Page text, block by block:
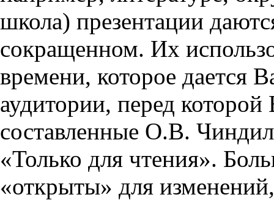
школа) презентации
сокращенном. Их
времени, которое дается
аудитории, перед
составленные О.В.
«Только для чтения».
«открыты» для